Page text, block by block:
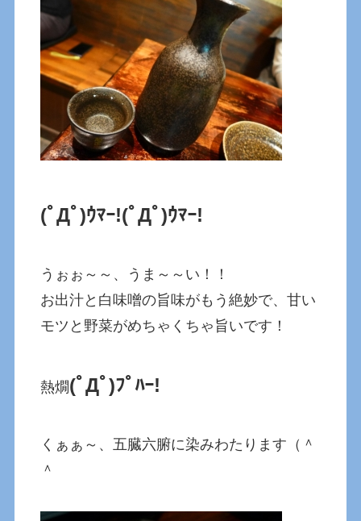
(ﾟДﾟ)ｳﾏｰ!(ﾟДﾟ)ｳﾏｰ!
うぉぉ～～、うま～～い！！
お出汁と白味噌の旨味がもう絶妙で、甘い
モツと野菜がめちゃくちゃ旨いです！
熱燗(ﾟДﾟ)ﾌﾟﾊｰ!
くぁぁ～、五臓六腑に染みわたります（＾
＾